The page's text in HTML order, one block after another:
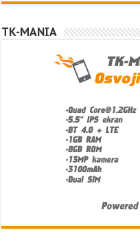
TK-MANIA